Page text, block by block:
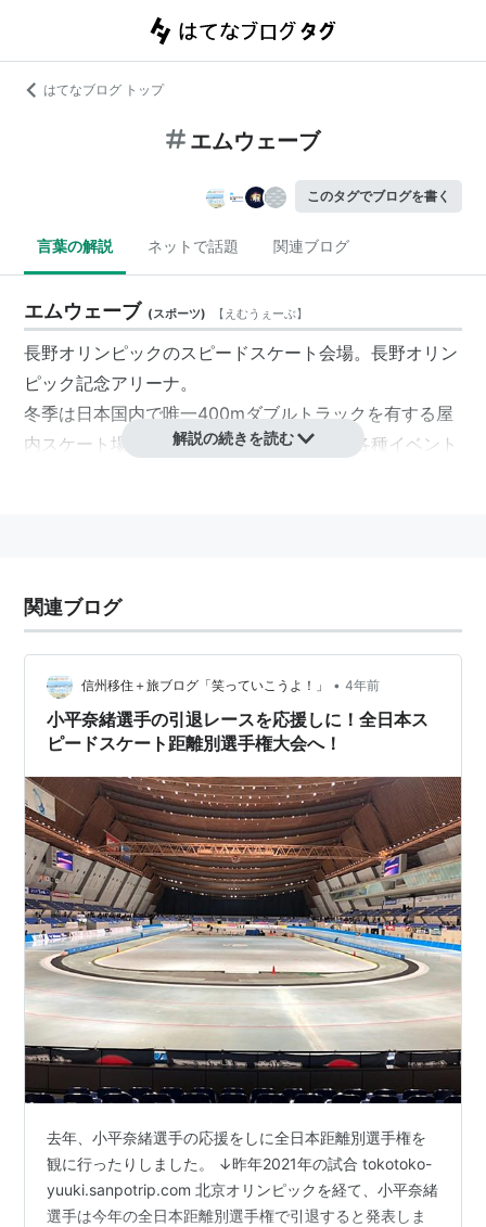
はてなブログ トップ
エムウェーブ
このタグでブログを書く
言葉の解説 ネットで話題 関連ブログ
エムウェーブ (スポーツ) 【 えむうぇーぶ】
長野オリンピックのスピードスケート会場。長野オリン
ピック記念アリーナ。
冬季は日本国内で唯一400mダブルトラックを有する屋
内スケート場として営業し、シーズン外は各種イベント
160mで、木造吊り屋根としては世界最大級の規模。
長野オリンピック記念館を併設。
株式会社エムウェーブによる運営。
解説の続きを読む
関連ブログ
信州移住＋旅ブログ「笑っていこうよ！」 • 4年前
小平奈緒選手の引退レースを応援しに！全日本ス
ピードスケート距離別選手権大会へ！
去年、小平奈緒選手の応援をしに全日本距離別選手権を
観に行ったりしました。 ↓昨年2021年の試合 tokotoko-
yuuki.sanpotrip.com 北京オリンピックを経て、小平奈緒
選手は今年の全日本距離別選手権で引退すると発表しま